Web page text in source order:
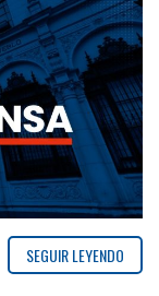
SEGUIR LEYENDO